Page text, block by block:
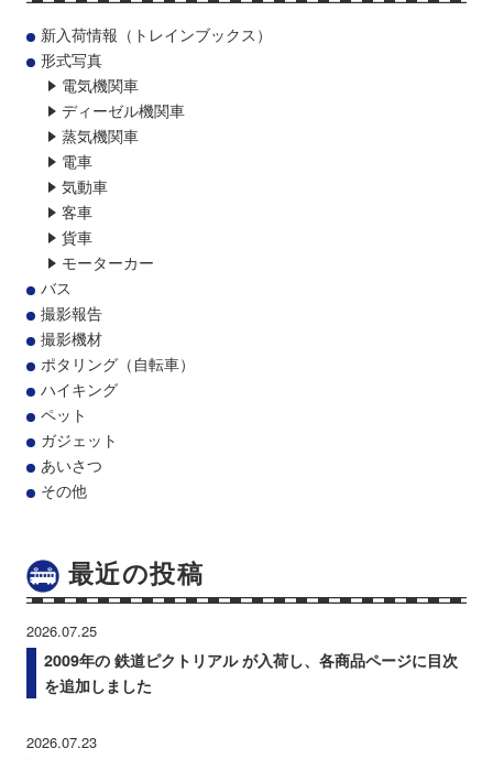
新入荷情報（トレインブックス）
形式写真
電気機関車
ディーゼル機関車
蒸気機関車
電車
気動車
客車
貨車
モーターカー
バス
撮影報告
撮影機材
ポタリング（自転車）
ハイキング
ペット
ガジェット
あいさつ
その他
最近の投稿
2026.07.25
2009年の 鉄道ピクトリアル が入荷し、各商品ページに目次
を追加しました
2026.07.23